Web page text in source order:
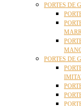
PORTES DE
PORTES DE